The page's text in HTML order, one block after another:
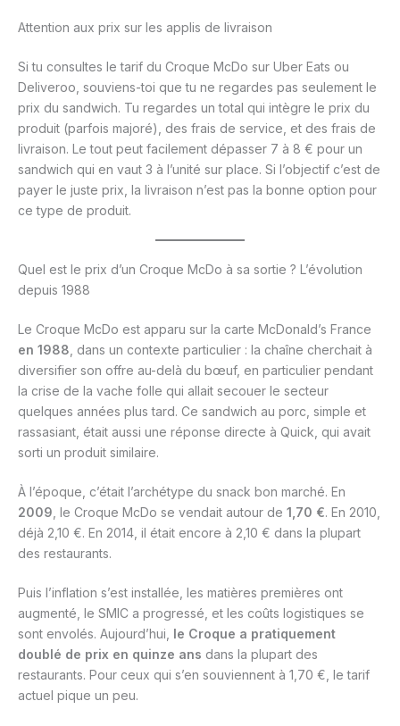
Attention aux prix sur les applis de livraison
Si tu consultes le tarif du Croque McDo sur Uber Eats ou
Deliveroo, souviens-toi que tu ne regardes pas seulement le
prix du sandwich. Tu regardes un total qui intègre le prix du
produit (parfois majoré), des frais de service, et des frais de
livraison. Le tout peut facilement dépasser 7 à 8 € pour un
sandwich qui en vaut 3 à l’unité sur place. Si l’objectif c’est de
payer le juste prix, la livraison n’est pas la bonne option pour
ce type de produit.
Quel est le prix d’un Croque McDo à sa sortie ? L’évolution
depuis 1988
Le Croque McDo est apparu sur la carte McDonald’s France
en 1988 , dans un contexte particulier : la chaîne cherchait à
diversifier son offre au-delà du bœuf, en particulier pendant
la crise de la vache folle qui allait secouer le secteur
quelques années plus tard. Ce sandwich au porc, simple et
rassasiant, était aussi une réponse directe à Quick, qui avait
sorti un produit similaire.
À l’époque, c’était l’archétype du snack bon marché. En
2009 , le Croque McDo se vendait autour de 1,70 €. En 2010,
déjà 2,10 €. En 2014, il était encore à 2,10 € dans la plupart
des restaurants.
Puis l’inflation s’est installée, les matières premières ont
augmenté, le SMIC a progressé, et les coûts logistiques se
sont envolés. Aujourd’hui, le Croque a pratiquement
doublé de prix en quinze ans dans la plupart des
restaurants. Pour ceux qui s’en souviennent à 1,70 €, le tarif
actuel pique un peu.